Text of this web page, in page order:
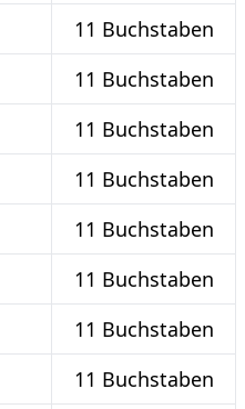
11 Buchstaben
11 Buchstaben
11 Buchstaben
11 Buchstaben
11 Buchstaben
11 Buchstaben
11 Buchstaben
11 Buchstaben